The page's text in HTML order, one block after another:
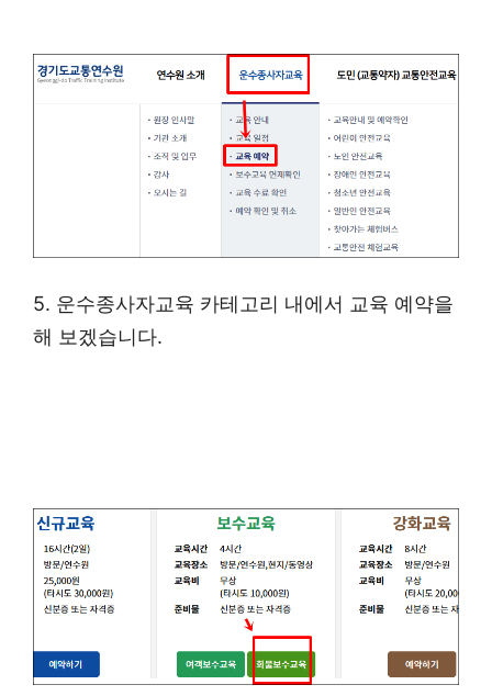
5. 운수종사자교육 카테고리 내에서 교육 예약을
해 보겠습니다.